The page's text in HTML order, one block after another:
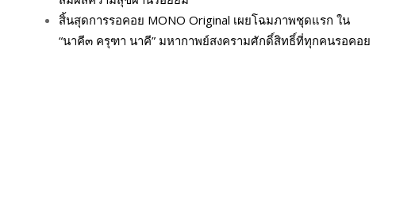
สิ้นสุดการรอคอย MONO Original เผยโฉมภาพชุดแรก ใน
“นาคี๓ ครุฑา นาคี” มหากาพย์สงครามศักดิ์สิทธิ์ที่ทุกคนรอคอย